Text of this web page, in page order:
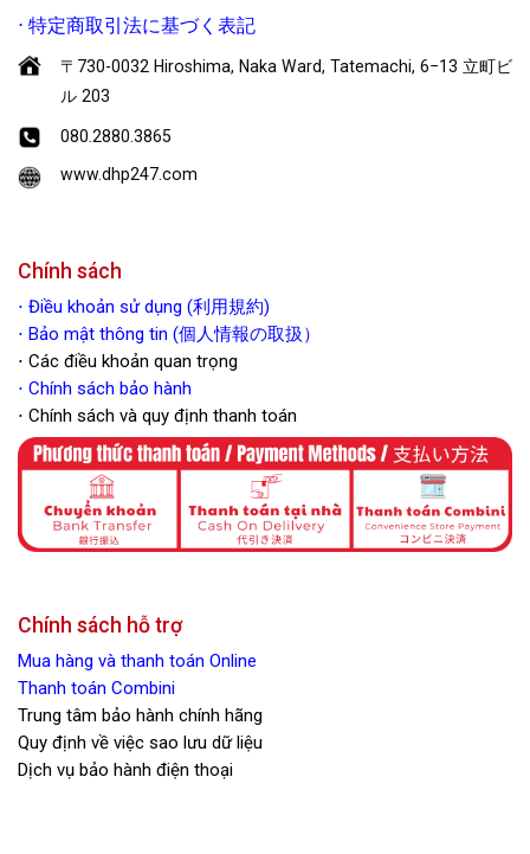
⋅ 特定商取引法に基づく表記
〒730-0032 Hiroshima, Naka Ward, Tatemachi, 6−13 立町ビ
ル 203
080.2880.3865
www.dhp247.com
Chính sách
⋅ Điều khoản sử dụng (利用規約)
⋅ Bảo mật thông tin (個人情報の取扱）
⋅ Các điều khoản quan trọng
⋅ Chính sách bảo hành
⋅ Chính sách và quy định thanh toán
Chính sách hỗ trợ
Mua hàng và thanh toán Online
Thanh toán Combini
Trung tâm bảo hành chính hãng
Quy định về việc sao lưu dữ liệu
Dịch vụ bảo hành điện thoại